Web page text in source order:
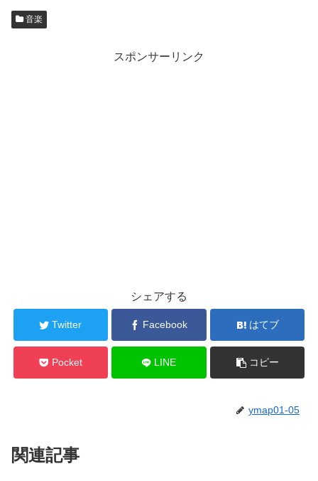
音楽
スポンサーリンク
シェアする
Twitter Facebook はてブ
Pocket LINE コピー
ymap01-05
関連記事